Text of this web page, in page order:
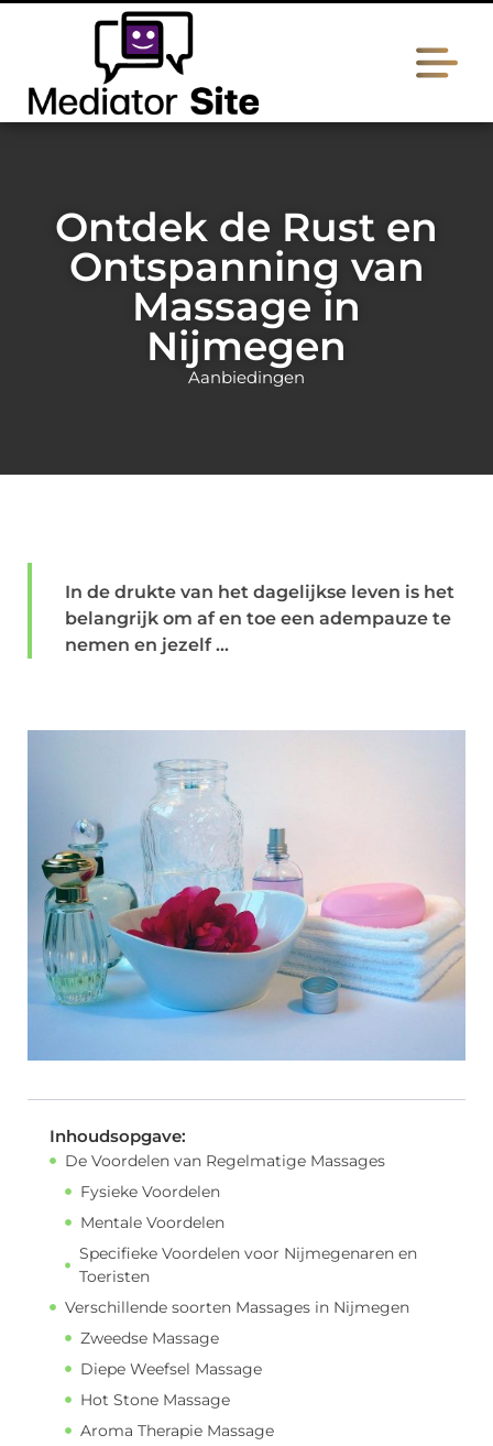
Ontdek de Rust en
Ontspanning van
Massage in
Nijmegen
Aanbiedingen
In de drukte van het dagelijkse leven is het
belangrijk om af en toe een adempauze te
nemen en jezelf ...
Inhoudsopgave:
De Voordelen van Regelmatige Massages
Fysieke Voordelen
Mentale Voordelen
Specifieke Voordelen voor Nijmegenaren en
Toeristen
Verschillende soorten Massages in Nijmegen
Zweedse Massage
Diepe Weefsel Massage
Hot Stone Massage
Aroma Therapie Massage